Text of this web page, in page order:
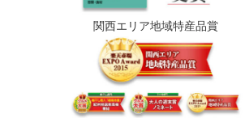
関西エリア地域特産品賞